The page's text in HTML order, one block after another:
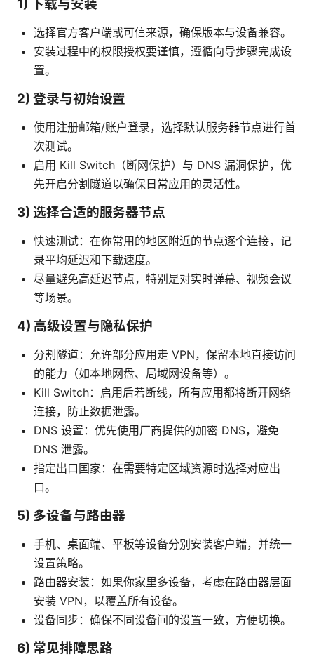
1) 下载与安装
选择官方客户端或可信来源，确保版本与设备兼容。
安装过程中的权限授权要谨慎，遵循向导步骤完成设
置。
2) 登录与初始设置
使用注册邮箱/账户登录，选择默认服务器节点进行首
次测试。
启用 Kill Switch（断网保护）与 DNS 漏洞保护，优
先开启分割隧道以确保日常应用的灵活性。
3) 选择合适的服务器节点
快速测试：在你常用的地区附近的节点逐个连接，记
录平均延迟和下载速度。
尽量避免高延迟节点，特别是对实时弹幕、视频会议
等场景。
4) 高级设置与隐私保护
分割隧道：允许部分应用走 VPN，保留本地直接访问
的能力（如本地网盘、局域网设备等）。
Kill Switch：启用后若断线，所有应用都将断开网络
连接，防止数据泄露。
DNS 设置：优先使用厂商提供的加密 DNS，避免
DNS 泄露。
指定出口国家：在需要特定区域资源时选择对应出
口。
5) 多设备与路由器
手机、桌面端、平板等设备分别安装客户端，并统一
设置策略。
路由器安装：如果你家里多设备，考虑在路由器层面
安装 VPN，以覆盖所有设备。
设备同步：确保不同设备间的设置一致，方便切换。
6) 常见排障思路